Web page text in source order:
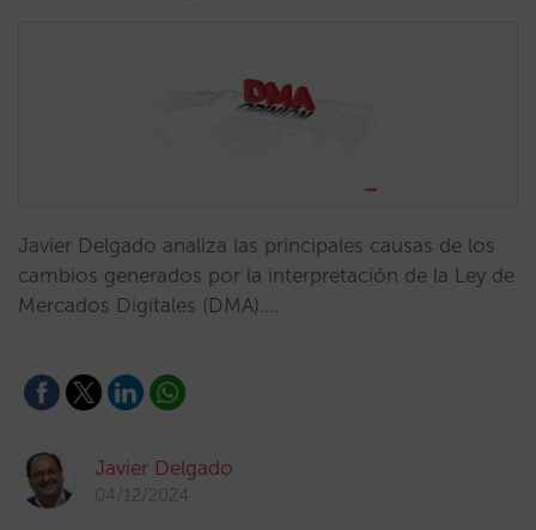
Javier Delgado analiza las principales causas de los
cambios generados por la interpretación de la Ley de
Mercados Digitales (DMA).…
Javier Delgado
04/12/2024